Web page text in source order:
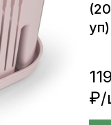
уп)
₽/